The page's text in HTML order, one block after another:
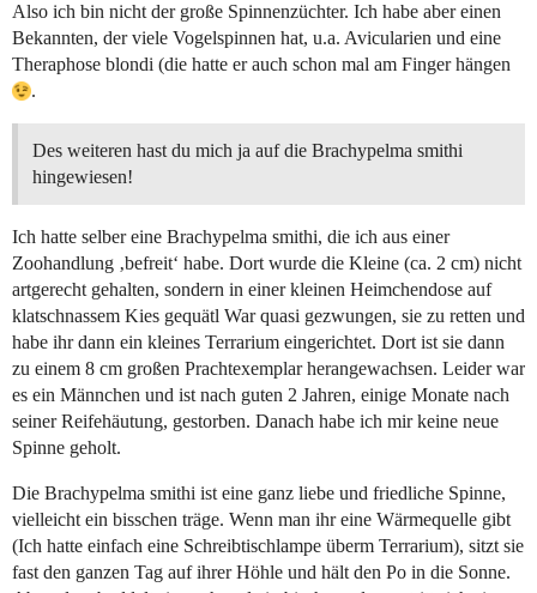
Also ich bin nicht der große Spinnenzüchter. Ich habe aber einen
Bekannten, der viele Vogelspinnen hat, u.a. Avicularien und eine
Theraphose blondi (die hatte er auch schon mal am Finger hängen
.
Des weiteren hast du mich ja auf die Brachypelma smithi
hingewiesen!
Ich hatte selber eine Brachypelma smithi, die ich aus einer
Zoohandlung ‚befreit‘ habe. Dort wurde die Kleine (ca. 2 cm) nicht
artgerecht gehalten, sondern in einer kleinen Heimchendose auf
klatschnassem Kies gequätl War quasi gezwungen, sie zu retten und
habe ihr dann ein kleines Terrarium eingerichtet. Dort ist sie dann
zu einem 8 cm großen Prachtexemplar herangewachsen. Leider war
es ein Männchen und ist nach guten 2 Jahren, einige Monate nach
seiner Reifehäutung, gestorben. Danach habe ich mir keine neue
Spinne geholt.
Die Brachypelma smithi ist eine ganz liebe und friedliche Spinne,
vielleicht ein bisschen träge. Wenn man ihr eine Wärmequelle gibt
(Ich hatte einfach eine Schreibtischlampe überm Terrarium), sitzt sie
fast den ganzen Tag auf ihrer Höhle und hält den Po in die Sonne.